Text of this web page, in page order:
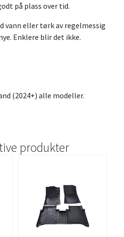
på plass over tid.
vann eller tørk av regelmessig
Enklere blir det ikke.
(2024+) alle modeller.
produkter